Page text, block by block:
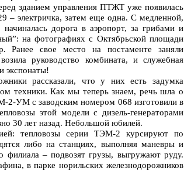
зданием управления ПТЖТ уже появилась
– электричка, затем еще одна. С медленной,
дорога в аэропорт, за грибами и
на фотографиях с Октябрьской площади
Ранее свое место на постаменте заняли
руководство комбината, и служебная
экспонаты!
рассказали, что у них есть задумка
техники. Как мы теперь знаем, речь шла о
2-УМ с заводским номером 068 изготовили в
этой модели с дизель-генераторами
30 лет назад. Небольшой юбилей.
тепловозы серии ТЭМ-2 курсируют по
либо на станциях, выполняя маневры и
филиала – подвозят грузы, выгружают руду.
в парке норильских железнодорожников